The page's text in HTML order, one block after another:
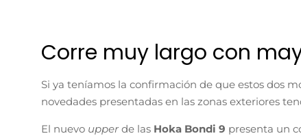
Corre muy largo con
Si ya teníamos la confirmación de que estos dos
novedades presentadas en las zonas exteriores
El nuevo upperde las Hoka Bondi 9 presenta un